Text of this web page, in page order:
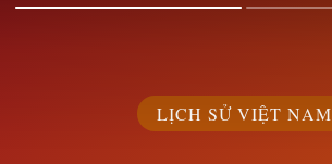
LỊCH SỬ VIỆT NAM